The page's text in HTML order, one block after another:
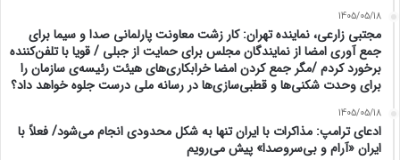
1405/05/18
مجتبی زارعی، نماینده تهران: کار زشت معاونت پارلمانی صدا و سیما برای
جمع آوری امضا از نمایندگان مجلس برای حمایت از جبلی / قویا با تلفن‌کننده
برخورد کردم /مگر جمع کردن امضا خرابکاری‌های هیئت رئیسه‌ی سازمان را
برای وحدت شکنی‌ها و قطبی‌سازی‌ها در رسانه ملی درست جلوه خواهد داد؟
1405/05/18
ادعای ترامپ: مذاکرات با ایران تنها به شکل محدودی انجام می‌شود/ فعلاً با
ایران «آرام و بی‌سروصدا» پیش می‌رویم